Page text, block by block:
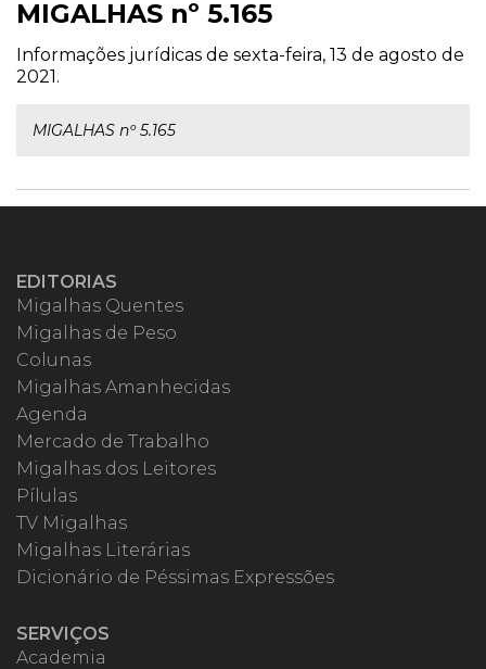
MIGALHAS nº 5.165
Informações jurídicas de sexta-feira, 13 de agosto de
2021.
MIGALHAS nº 5.165
EDITORIAS
Migalhas Quentes
Migalhas de Peso
Colunas
Migalhas Amanhecidas
Agenda
Mercado de Trabalho
Migalhas dos Leitores
Pílulas
TV Migalhas
Migalhas Literárias
Dicionário de Péssimas Expressões
SERVIÇOS
Academia